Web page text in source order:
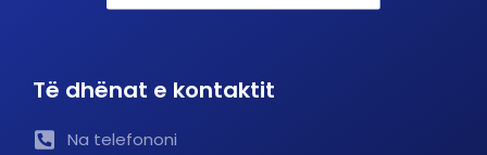
Të dhënat e kontaktit
Na telefononi